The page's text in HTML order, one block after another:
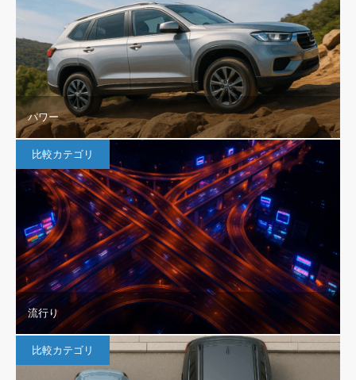
パワー
比較カテゴリ
流行り
比較カテゴリ